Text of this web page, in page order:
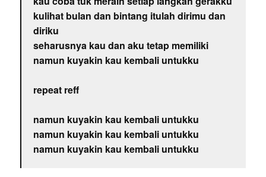
kulihat bulan dan bintang itulah dirimu dan
diriku
seharusnya kau dan aku tetap memiliki
namun kuyakin kau kembali untukku
repeat reff
namun kuyakin kau kembali untukku
namun kuyakin kau kembali untukku
namun kuyakin kau kembali untukku